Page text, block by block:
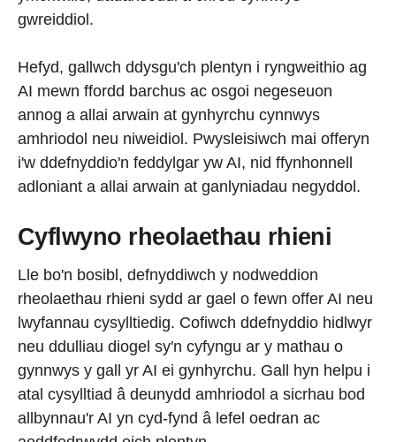
gwreiddiol.
Hefyd, gallwch ddysgu'ch plentyn i ryngweithio ag
AI mewn ffordd barchus ac osgoi negeseuon
annog a allai arwain at gynhyrchu cynnwys
amhriodol neu niweidiol. Pwysleisiwch mai offeryn
i'w ddefnyddio'n feddylgar yw AI, nid ffynhonnell
adloniant a allai arwain at ganlyniadau negyddol.
Cyflwyno rheolaethau rhieni
Lle bo'n bosibl, defnyddiwch y nodweddion
rheolaethau rhieni sydd ar gael o fewn offer AI neu
lwyfannau cysylltiedig. Cofiwch ddefnyddio hidlwyr
neu ddulliau diogel sy'n cyfyngu ar y mathau o
gynnwys y gall yr AI ei gynhyrchu. Gall hyn helpu i
atal cysylltiad â deunydd amhriodol a sicrhau bod
allbynnau'r AI yn cyd-fynd â lefel oedran ac